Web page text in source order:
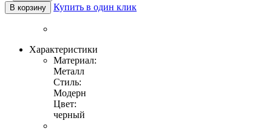
В корзину Купить в один клик
Характеристики
Материал:
Металл
Стиль:
Модерн
Цвет:
черный